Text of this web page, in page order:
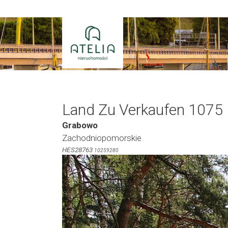
Inhalt
springen
Land Zu Verkaufen 1075
Grabowo
Zachodniopomorskie
HES28763 10259280